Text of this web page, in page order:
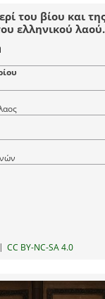
του βίου και της
ελληνικού λαού.
Α΄
| CC BY-NC-SA 4.0